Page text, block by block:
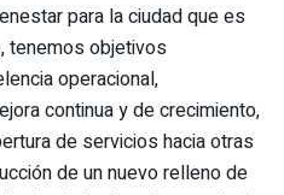
para la ciudad que es
tenemos objetivos
operacional,
continua y de crecimiento,
de servicios hacia otras
de un nuevo relleno de